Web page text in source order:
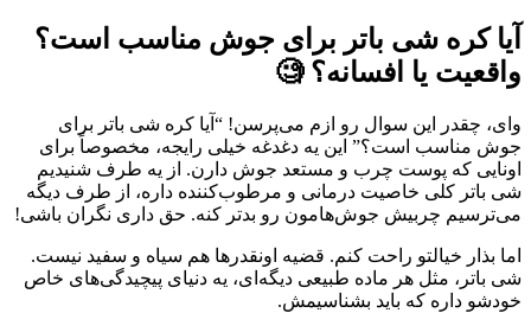
آیا کره شی باتر برای جوش مناسب است؟
واقعیت یا افسانه؟ 🧐
وای، چقدر این سوال رو ازم می‌پرسن! “آیا کره شی باتر برای
جوش مناسب است؟” این یه دغدغه خیلی رایجه، مخصوصاً برای
اونایی که پوست چرب و مستعد جوش دارن. از یه طرف شنیدیم
شی باتر کلی خاصیت درمانی و مرطوب‌کننده داره، از طرف دیگه
می‌ترسیم چربیش جوش‌هامون رو بدتر کنه. حق داری نگران باشی!
اما بذار خیالتو راحت کنم. قضیه اونقدرها هم سیاه و سفید نیست.
شی باتر، مثل هر ماده طبیعی دیگه‌ای، یه دنیای پیچیدگی‌های خاص
خودشو داره که باید بشناسیمش.